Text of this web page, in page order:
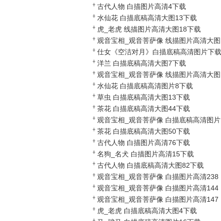
古代人物 白描图片高清4下载
水仙花 白描底稿高清大图13下载
虎_老虎 线描图片高清大图18下载
观音宝相_观音菩萨像 线描图片高清大图
191下载
仕女《空洁对月》白描底稿高清图片下载
洋兰 白描底稿高清大图7下载
观音宝相_观音菩萨像 线描图片高清大图
184下载
水仙花 白描底稿高清图片8下载
草虫 白描底稿高清大图13下载
茶花 白描底稿高清大图44下载
观音宝相_观音菩萨像 白描底稿高清图片
158下载
茶花 白描底稿高清大图50下载
古代人物 白描图片高清76下载
名狗_名犬 白描图片高清15下载
古代人物 白描底稿高清大图82下载
观音宝相_观音菩萨像 白描图片高清238
下载
观音宝相_观音菩萨像 白描图片高清144
下载
观音宝相_观音菩萨像 白描图片高清147
下载虎_老虎 白描底稿高清大图4下载